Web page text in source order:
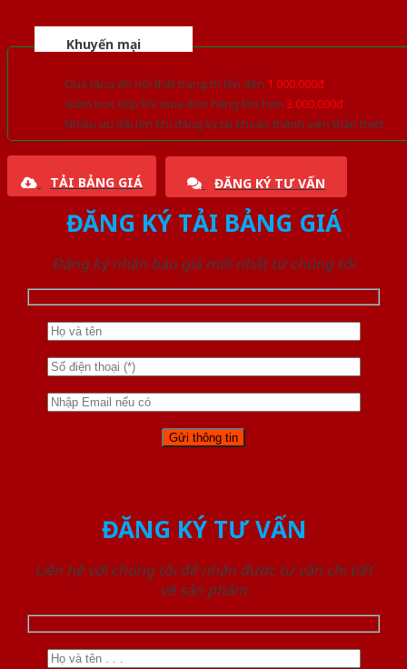
Khuyến mại
Quà tặng đồ nội thất trang trí lên đến 1.000.000đ
Giảm trực tiếp khi mua đơn hàng lớn hơn 3.000.000đ
Nhiều ưu đãi lớn khi đăng ký tài khoản thành viên thân thiết
TẢI BẢNG GIÁ ĐĂNG KÝ TƯ VẤN
ĐĂNG KÝ TẢI BẢNG GIÁ
Đăng ký nhận báo giá mới nhất từ chúng tôi
ĐĂNG KÝ TƯ VẤN
Liên hệ với chúng tôi để nhận được tư vấn chi tiết
về sản phẩm